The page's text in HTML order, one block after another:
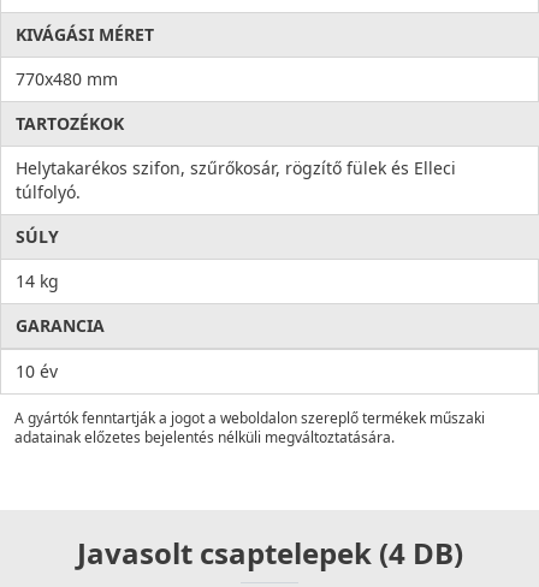
KIVÁGÁSI MÉRET
770x480 mm
TARTOZÉKOK
Helytakarékos szifon, szűrőkosár, rögzítő fülek és Elleci
túlfolyó.
SÚLY
14 kg
GARANCIA
10 év
A gyártók fenntartják a jogot a weboldalon szereplő termékek műszaki
adatainak előzetes bejelentés nélküli megváltoztatására.
Javasolt csaptelepek (4 DB)